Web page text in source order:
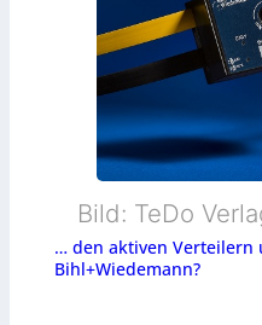
Bild: TeDo
… den aktiven Verteilern
Bihl+Wiedemann?